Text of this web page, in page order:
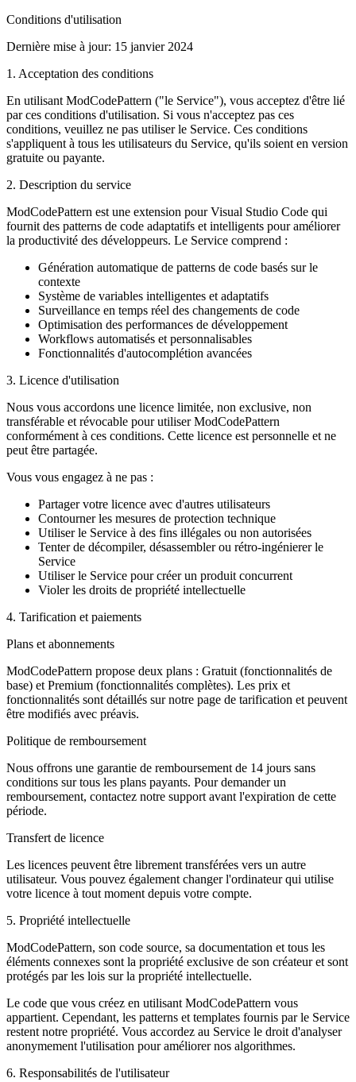
Conditions d'utilisation
Dernière mise à jour: 15 janvier 2024
1. Acceptation des conditions
En utilisant ModCodePattern ("le Service"), vous acceptez d'être lié
par ces conditions d'utilisation. Si vous n'acceptez pas ces
conditions, veuillez ne pas utiliser le Service. Ces conditions
s'appliquent à tous les utilisateurs du Service, qu'ils soient en version
gratuite ou payante.
2. Description du service
ModCodePattern est une extension pour Visual Studio Code qui
fournit des patterns de code adaptatifs et intelligents pour améliorer
la productivité des développeurs. Le Service comprend :
Génération automatique de patterns de code basés sur le
contexte
Système de variables intelligentes et adaptatifs
Surveillance en temps réel des changements de code
Optimisation des performances de développement
Workflows automatisés et personnalisables
Fonctionnalités d'autocomplétion avancées
3. Licence d'utilisation
Nous vous accordons une licence limitée, non exclusive, non
transférable et révocable pour utiliser ModCodePattern
conformément à ces conditions. Cette licence est personnelle et ne
peut être partagée.
Vous vous engagez à ne pas :
Partager votre licence avec d'autres utilisateurs
Contourner les mesures de protection technique
Utiliser le Service à des fins illégales ou non autorisées
Tenter de décompiler, désassembler ou rétro-ingénierer le
Service
Utiliser le Service pour créer un produit concurrent
Violer les droits de propriété intellectuelle
4. Tarification et paiements
Plans et abonnements
ModCodePattern propose deux plans : Gratuit (fonctionnalités de
base) et Premium (fonctionnalités complètes). Les prix et
fonctionnalités sont détaillés sur notre page de tarification et peuvent
être modifiés avec préavis.
Politique de remboursement
Nous offrons une garantie de remboursement de 14 jours sans
conditions sur tous les plans payants. Pour demander un
remboursement, contactez notre support avant l'expiration de cette
période.
Transfert de licence
Les licences peuvent être librement transférées vers un autre
utilisateur. Vous pouvez également changer l'ordinateur qui utilise
votre licence à tout moment depuis votre compte.
5. Propriété intellectuelle
ModCodePattern, son code source, sa documentation et tous les
éléments connexes sont la propriété exclusive de son créateur et sont
protégés par les lois sur la propriété intellectuelle.
Le code que vous créez en utilisant ModCodePattern vous
appartient. Cependant, les patterns et templates fournis par le Service
restent notre propriété. Vous accordez au Service le droit d'analyser
anonymement l'utilisation pour améliorer nos algorithmes.
6. Responsabilités de l'utilisateur